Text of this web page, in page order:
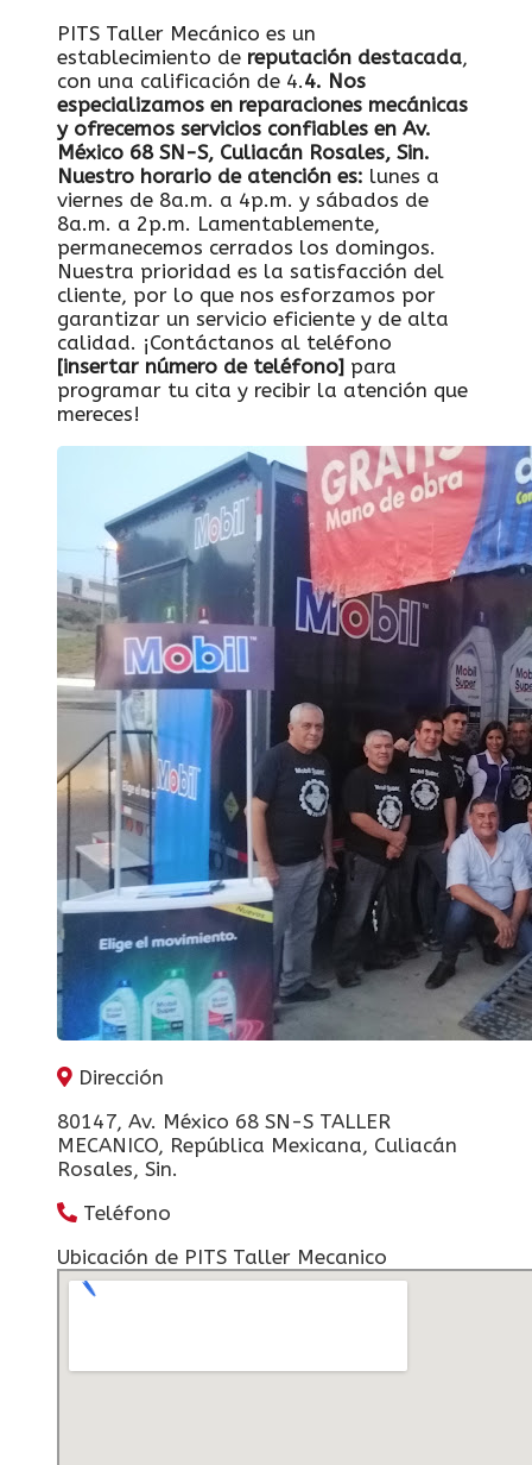
PITS Taller Mecánico es un
establecimiento de reputación destacada,
con una calificación de 4.4. Nos
especializamos en reparaciones mecánicas
y ofrecemos servicios confiables en Av.
México 68 SN-S, Culiacán Rosales, Sin.
Nuestro horario de atención es: lunes a
viernes de 8a.m. a 4p.m. y sábados de
8a.m. a 2p.m. Lamentablemente,
permanecemos cerrados los domingos.
Nuestra prioridad es la satisfacción del
cliente, por lo que nos esforzamos por
garantizar un servicio eficiente y de alta
calidad. ¡Contáctanos al teléfono
[insertar número de teléfono] para
programar tu cita y recibir la atención que
mereces!
Dirección
80147, Av. México 68 SN-S TALLER
MECANICO, República Mexicana, Culiacán
Rosales, Sin.
Teléfono
Ubicación de PITS Taller Mecanico